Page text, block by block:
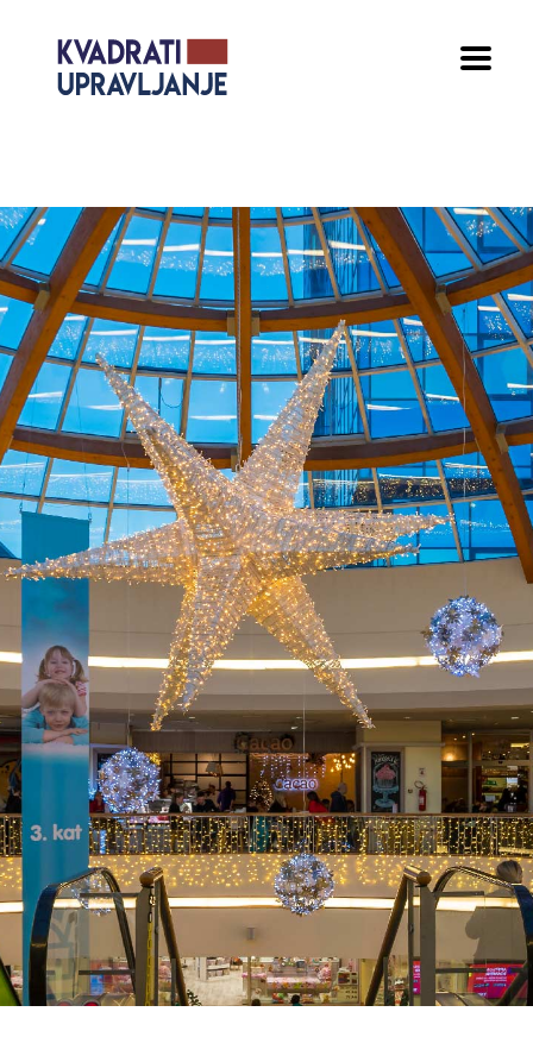
Pozicioniranje i
efikasno
upravljanje